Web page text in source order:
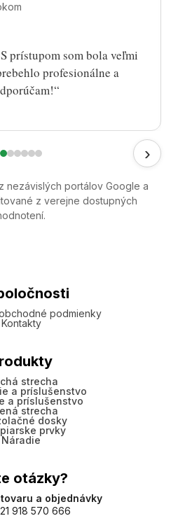
prístupom som bola veľmi
profesionálne a
›
nezávislých portálov Google a
z verejne dostupných
podmienky
Kontakty
strecha
a príslušenstvo
a príslušenstvo
strecha
dosky
prvky
Náradie
otázky?
a objednávky
918 570 666